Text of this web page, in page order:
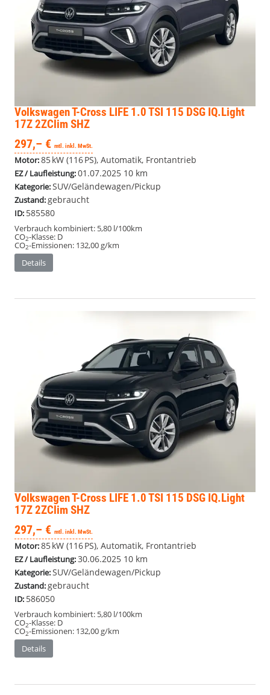
Volkswagen T-Cross LIFE 1.0 TSI 115 DSG IQ.Light
17Z 2ZClim SHZ
297,– € mtl. inkl. MwSt.
Motor:85 kW (116 PS), Automatik, Frontantrieb
EZ / Laufleistung:01.07.2025 10 km
Kategorie:SUV/Geländewagen/Pickup
Zustand:gebraucht
ID: 585580
Verbrauch kombiniert: 5,80 l/100km
CO2-Klasse: D
CO2-Emissionen: 132,00 g/km
Details
Volkswagen T-Cross LIFE 1.0 TSI 115 DSG IQ.Light
17Z 2ZClim SHZ
297,– € mtl. inkl. MwSt.
Motor:85 kW (116 PS), Automatik, Frontantrieb
EZ / Laufleistung:30.06.2025 10 km
Kategorie:SUV/Geländewagen/Pickup
Zustand:gebraucht
ID: 586050
Verbrauch kombiniert: 5,80 l/100km
CO2-Klasse: D
CO2-Emissionen: 132,00 g/km
Details